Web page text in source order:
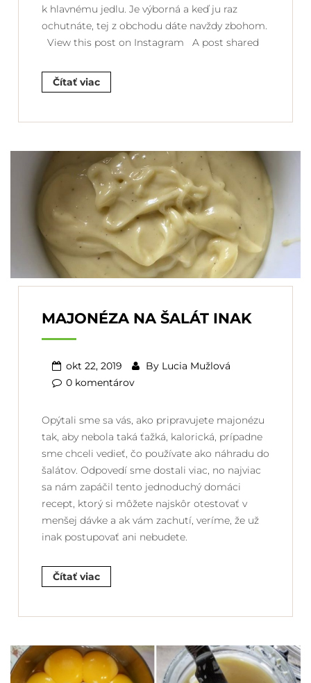
k hlavnému jedlu. Je výborná a keď ju raz
ochutnáte, tej z obchodu dáte navždy zbohom.
View this post on Instagram A post shared
Čítať viac
MAJONÉZA NA ŠALÁT INAK
okt 22, 2019 By Lucia Mužlová
0 komentárov
Opýtali sme sa vás, ako pripravujete majonézu
tak, aby nebola taká ťažká, kalorická, prípadne
sme chceli vedieť, čo používate ako náhradu do
šalátov. Odpovedí sme dostali viac, no najviac
sa nám zapáčil tento jednoduchý domáci
recept, ktorý si môžete najskôr otestovať v
menšej dávke a ak vám zachutí, veríme, že už
inak postupovať ani nebudete.
Čítať viac